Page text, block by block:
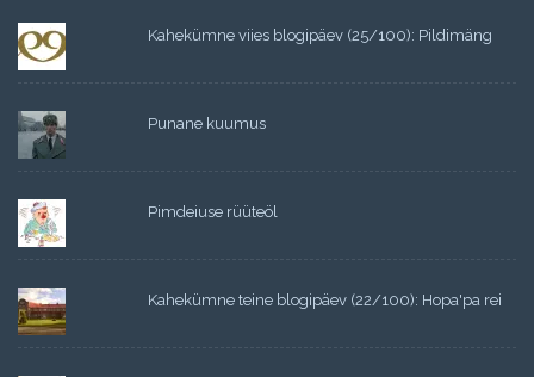
Kahekümne viies blogipäev (25/100): Pildimäng
Punane kuumus
Pimdeiuse rüüteöl
Kahekümne teine blogipäev (22/100): Hopa'pa rei